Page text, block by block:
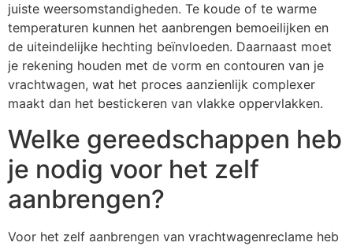
juiste weersomstandigheden. Te koude of te warme
temperaturen kunnen het aanbrengen bemoeilijken en
de uiteindelijke hechting beïnvloeden. Daarnaast moet
je rekening houden met de vorm en contouren van je
vrachtwagen, wat het proces aanzienlijk complexer
maakt dan het bestickeren van vlakke oppervlakken.
Welke gereedschappen heb
je nodig voor het zelf
aanbrengen?
Voor het zelf aanbrengen van vrachtwagenreclame heb